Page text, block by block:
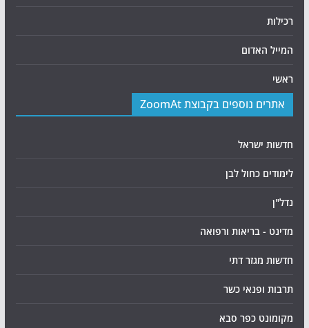
רכילות
המייל האדום
ראשי
אתרים נוספים בקבוצת ZoomAt
חדשות ישראל
לימודים כחול לבן
נדל"ן
מדינט - בריאות ורפואה
חדשות מגזר דתי
תרבות ופנאי כשר
מקומונט כפר סבא